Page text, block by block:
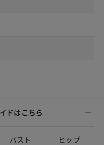
ドは こちら
バスト ヒップ